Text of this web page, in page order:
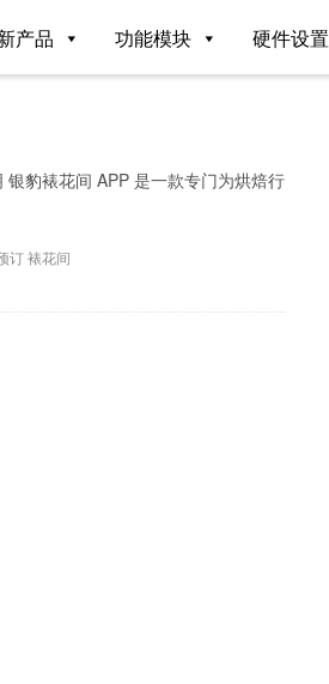
产品 功能模块 硬件设置
豹裱花间 APP 是一款专门为烘焙行
订裱花间